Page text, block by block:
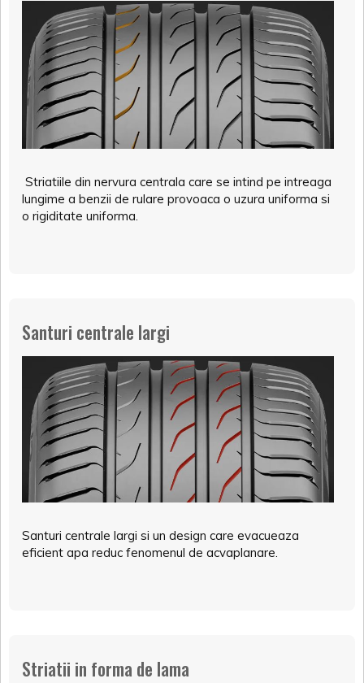
Striatiile din nervura centrala care se intind pe intreaga
lungime a benzii de rulare provoaca o uzura uniforma si
o rigiditate uniforma.
Santuri centrale largi
Santuri centrale largi si un design care evacueaza
eficient apa reduc fenomenul de acvaplanare.
Striatii in forma de lama